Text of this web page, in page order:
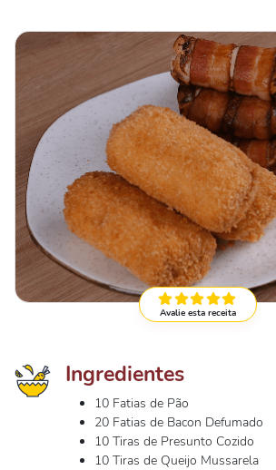
Avalie esta receita
Ingredientes
10 Fatias de Pão
20 Fatias de Bacon Defumado
10 Tiras de Presunto Cozido
10 Tiras de Queijo Mussarela